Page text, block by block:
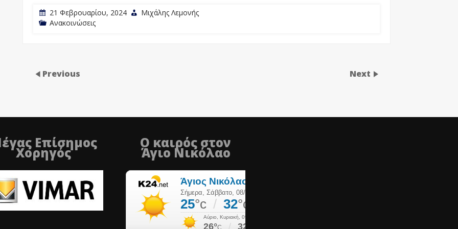
21 Φεβρουαρίου, 2024
Μιχάλης Λεμονής
Ανακοινώσεις
Previous Next
Επίσημος
Χορηγός
Ο καιρός στον
Άγιο Νικόλαο